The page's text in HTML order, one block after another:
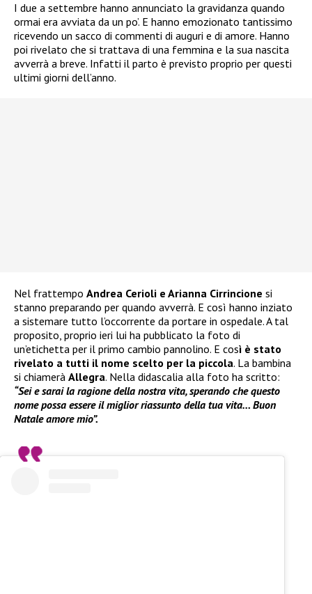
I due a settembre hanno annunciato la gravidanza quando
ormai era avviata da un po’. E hanno emozionato tantissimo
ricevendo un sacco di commenti di auguri e di amore. Hanno
poi rivelato che si trattava di una femmina e la sua nascita
avverrà a breve. Infatti il parto è previsto proprio per questi
ultimi giorni dell’anno.
Nel frattempo Andrea Cerioli e Arianna Cirrincione si
stanno preparando per quando avverrà. E così hanno inziato
a sistemare tutto l’occorrente da portare in ospedale. A tal
proposito, proprio ieri lui ha pubblicato la foto di
un’etichetta per il primo cambio pannolino. E così è stato
rivelato a tutti il nome scelto per la piccola. La bambina
si chiamerà Allegra. Nella didascalia alla foto ha scritto:
“Sei e sarai la ragione della nostra vita, sperando che questo
nome possa essere il miglior riassunto della tua vita… Buon
Natale amore mio”.